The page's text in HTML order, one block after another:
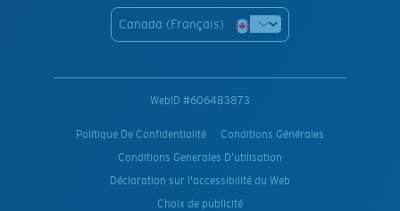
Canada (Français)
WebID #606483873
Politique De Confidentialité
Conditions Générales
Conditions Generales D’utilisation
Déclaration sur l'accessibilité du Web
Choix de publicité